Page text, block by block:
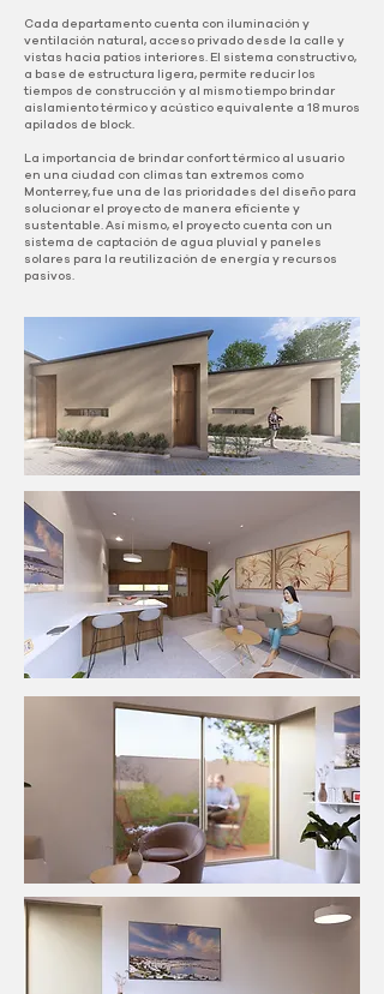
Cada departamento cuenta con iluminación y
ventilación natural, acceso privado desde la calle y
vistas hacia patios interiores. El sistema constructivo,
a base de estructura ligera, permite reducir los
tiempos de construcción y al mismo tiempo brindar
aislamiento térmico y acústico equivalente a 18 muros
apilados de block.
La importancia de brindar confort térmico al usuario
en una ciudad con climas tan extremos como
Monterrey, fue una de las prioridades del diseño para
solucionar el proyecto de manera eficiente y
sustentable. Así mismo, el proyecto cuenta con un
sistema de captación de agua pluvial y paneles
solares para la reutilización de energía y recursos
pasivos.